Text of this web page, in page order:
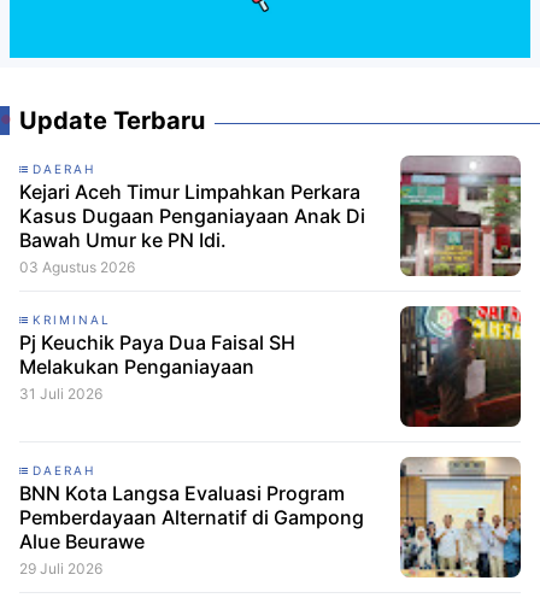
Update Terbaru
DAERAH
Kejari Aceh Timur Limpahkan Perkara
Kasus Dugaan Penganiayaan Anak Di
Bawah Umur ke PN Idi.
03 Agustus 2026
KRIMINAL
Pj Keuchik Paya Dua Faisal SH
Melakukan Penganiayaan
31 Juli 2026
DAERAH
BNN Kota Langsa Evaluasi Program
Pemberdayaan Alternatif di Gampong
Alue Beurawe
29 Juli 2026